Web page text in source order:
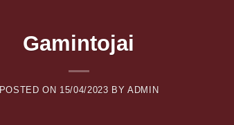
Gamintojai
POSTED ON 15/04/2023 BYADMIN